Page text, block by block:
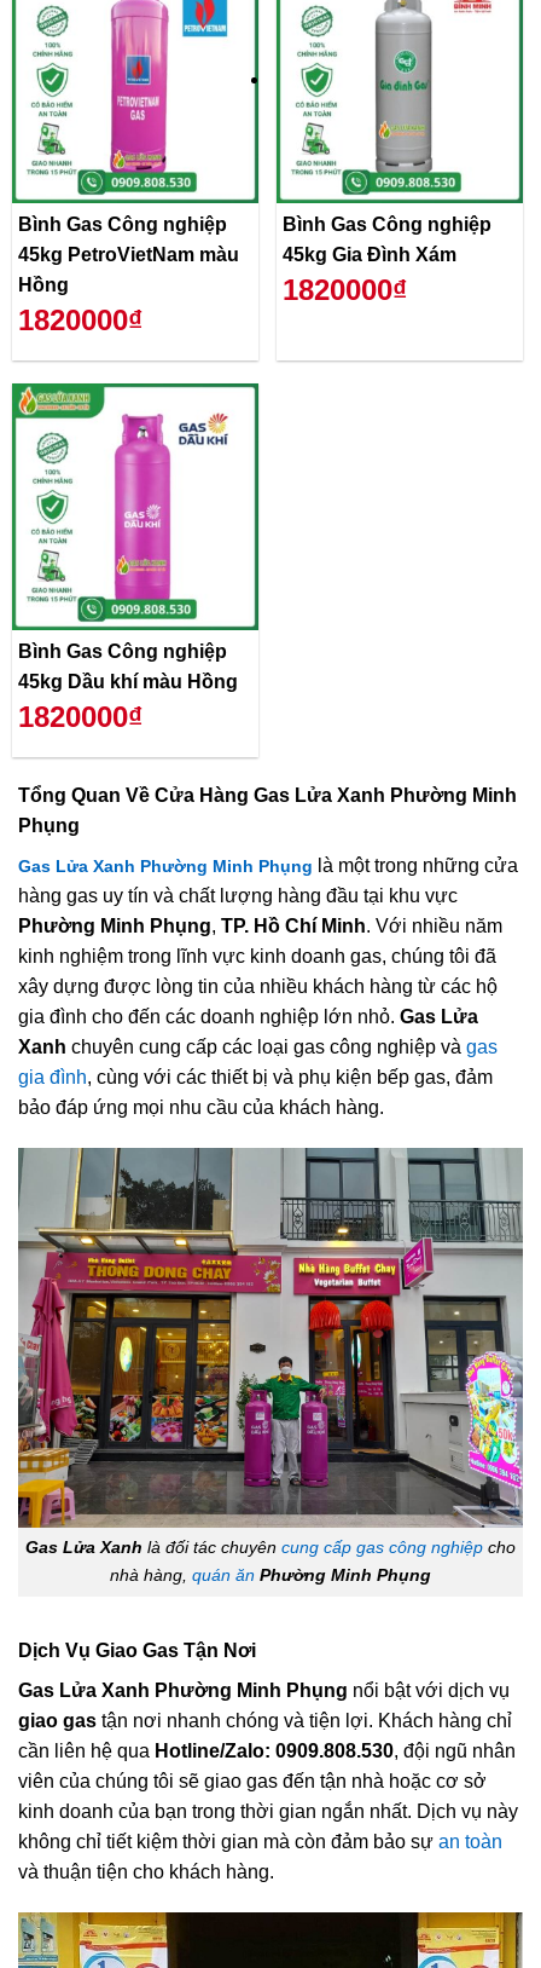
Bình Gas Công nghiệp
45kg PetroVietNam màu
Hồng
1820000₫
Bình Gas Công nghiệp
45kg Gia Đình Xám
1820000₫
Bình Gas Công nghiệp
45kg Dầu khí màu Hồng
1820000₫
Tổng Quan Về Cửa Hàng Gas Lửa Xanh Phường Minh
Phụng
Gas Lửa Xanh Phường Minh Phụng là một trong những cửa
hàng gas uy tín và chất lượng hàng đầu tại khu vực
Phường Minh Phụng, TP. Hồ Chí Minh. Với nhiều năm
kinh nghiệm trong lĩnh vực kinh doanh gas, chúng tôi đã
xây dựng được lòng tin của nhiều khách hàng từ các hộ
gia đình cho đến các doanh nghiệp lớn nhỏ. Gas Lửa
Xanh chuyên cung cấp các loại gas công nghiệp và gas
gia đình, cùng với các thiết bị và phụ kiện bếp gas, đảm
bảo đáp ứng mọi nhu cầu của khách hàng.
Gas Lửa Xanh là đối tác chuyên cung cấp gas công nghiệp cho
nhà hàng, quán ăn Phường Minh Phụng
Dịch Vụ Giao Gas Tận Nơi
Gas Lửa Xanh Phường Minh Phụng nổi bật với dịch vụ
giao gas tận nơi nhanh chóng và tiện lợi. Khách hàng chỉ
cần liên hệ qua Hotline/Zalo: 0909.808.530, đội ngũ nhân
viên của chúng tôi sẽ giao gas đến tận nhà hoặc cơ sở
kinh doanh của bạn trong thời gian ngắn nhất. Dịch vụ này
không chỉ tiết kiệm thời gian mà còn đảm bảo sự an toàn
và thuận tiện cho khách hàng.